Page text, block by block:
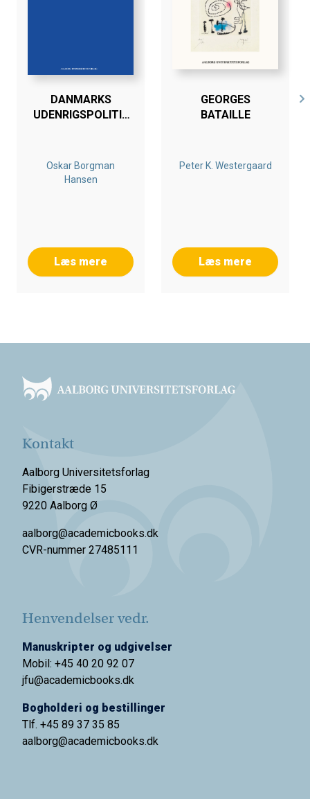
DANMARKS
UDENRIGSPOLITIK
Oskar Borgman
Hansen
Læs mere
GEORGES
BATAILLE
Peter K. Westergaard
Læs mere
Kontakt
Aalborg Universitetsforlag
Fibigerstræde 15
9220 Aalborg Ø
aalborg@academicbooks.dk
CVR-nummer 27485111
Henvendelser vedr.
Manuskripter og udgivelser
Mobil: +45 40 20 92 07
jfu@academicbooks.dk
Bogholderi og bestillinger
Tlf. +45 89 37 35 85
aalborg@academicbooks.dk